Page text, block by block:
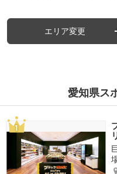
エリア変更
愛知県ス